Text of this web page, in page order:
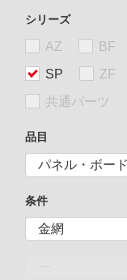
シリーズ
AZ BF
SP
ZF
共通パーツ
品目
条件